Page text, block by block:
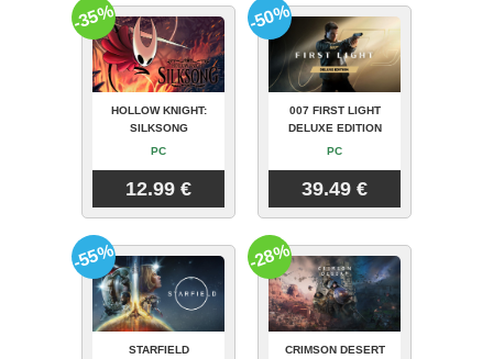
HOLLOW KNIGHT:
SILKSONG
PC
12.99 €
-35%
007 FIRST LIGHT
DELUXE EDITION
PC
39.49 €
-50%
STARFIELD
-55%
CRIMSON DESERT
-28%